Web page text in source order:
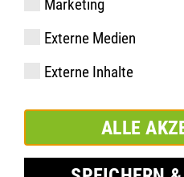
Marketing
Externe Medien
Externe Inhalte
ALLE